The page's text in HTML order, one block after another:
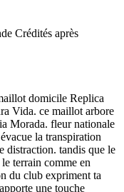
Crédités après
domicile Replica
Vida. ce maillot arbore
Morada. fleur nationale
la transpiration
distraction. tandis que le
terrain comme en
du club expriment ta
une touche